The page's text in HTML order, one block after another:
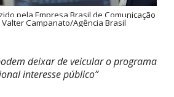
pela Empresa Brasil de Comunicação
Valter Campanato/Agência Brasil
deixar de veicular o programa
interesse público”